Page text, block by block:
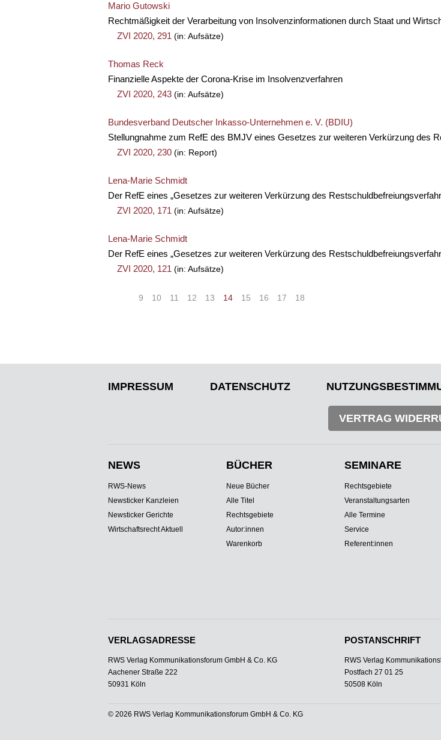
Mario Gutowski
Rechtmäßigkeit der Verarbeitung von Insolvenzinformationen durch Staat und
ZVI 2020, 291 (in: Aufsätze)
Thomas Reck
Finanzielle Aspekte der Corona-Krise im Insolvenzverfahren
ZVI 2020, 243 (in: Aufsätze)
Bundesverband Deutscher Inkasso-Unternehmen e. V. (BDIU)
Stellungnahme zum RefE des BMJV eines Gesetzes zur weiteren Verkürzung des
ZVI 2020, 230 (in: Report)
Lena-Marie Schmidt
Der RefE eines „Gesetzes zur weiteren Verkürzung des
ZVI 2020, 171 (in: Aufsätze)
Lena-Marie Schmidt
Der RefE eines „Gesetzes zur weiteren Verkürzung des
ZVI 2020, 121 (in: Aufsätze)
9 10 11 12 13 14 15 16 17 18
IMPRESSUM DATENSCHUTZ
VERTRAG
NEWS
RWS-News
Newsticker Kanzleien
Newsticker Gerichte
Wirtschaftsrecht Aktuell
BÜCHER
Neue Bücher
Alle Titel
Rechtsgebiete
Autor:innen
Warenkorb
SEMINARE
Rechtsgebiete
Veranstaltungsarten
Alle Termine
Service
Referent:innen
VERLAGSADRESSE
RWS Verlag Kommunikationsforum GmbH & Co. KG
Aachener Straße 222
50931 Köln
POSTANSCHRIFT
RWS Verlag
Postfach 27 01 25
50508 Köln
© 2026 RWS Verlag Kommunikationsforum GmbH & Co. KG